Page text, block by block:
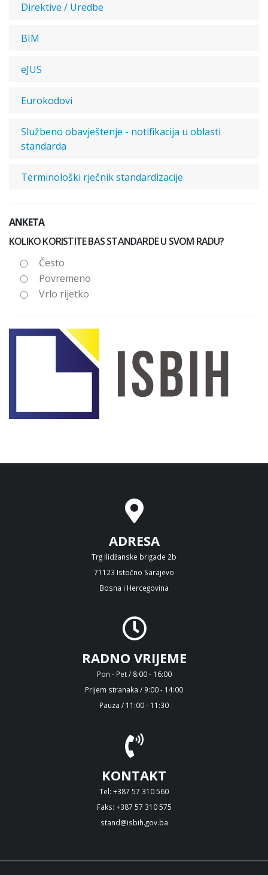
Direktive / Uredbe
BIM
eJUS
Eurokodovi
Službeno obavještenje - notifikacija u oblasti
standarda
Terminološki rječnik standardizacije
ANKETA
KOLIKO KORISTITE BAS STANDARDE U SVOM RADU?
Često
Povremeno
Vrlo rijetko
ADRESA
Trg Ilidžanske brigade 2b
71123 Istočno Sarajevo
Bosna i Hercegovina
RADNO VRIJEME
Pon - Pet / 8:00 - 16:00
Prijem stranaka / 9:00 - 14:00
Pauza / 11:00 - 11:30
KONTAKT
Tel: +387 57 310 560
Faks: +387 57 310 575
stand@isbih.gov.ba